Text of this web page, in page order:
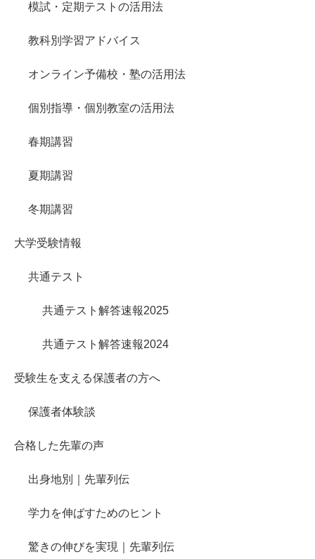
模試・定期テストの活用法
教科別学習アドバイス
オンライン予備校・塾の活用法
個別指導・個別教室の活用法
春期講習
夏期講習
冬期講習
大学受験情報
共通テスト
共通テスト解答速報2025
共通テスト解答速報2024
受験生を支える保護者の方へ
保護者体験談
合格した先輩の声
出身地別｜先輩列伝
学力を伸ばすためのヒント
驚きの伸びを実現｜先輩列伝